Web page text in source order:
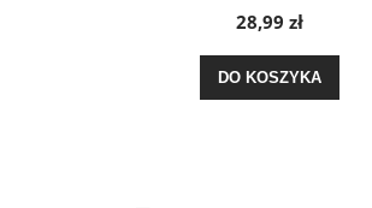
28,99 zł
DO KOSZYKA